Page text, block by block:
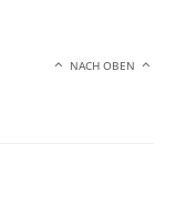
NACH OBEN